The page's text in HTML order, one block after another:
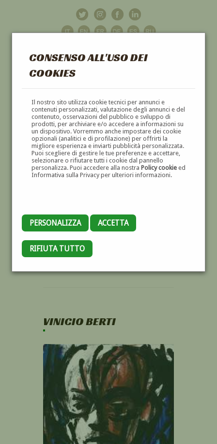
CONSENSO ALL'USO DEI
COOKIES
Il nostro sito utilizza cookie tecnici per annunci e
contenuti personalizzati, valutazione degli annunci e del
contenuto, osservazioni del pubblico e sviluppo di
prodotti, per archiviare e/o accedere a informazioni su
un dispositivo. Vorremmo anche impostare dei cookie
opzionali (analitici e di profilazione) per offrirti la
migliore esperienza e inviarti pubblicità personalizzata.
Puoi scegliere di gestire le tue preferenze e accettare,
selezionare o rifiutare tutti i cookie dal pannello
personalizza. Puoi accedere alla nostra Policy cookieed
Informativa sulla Privacy per ulteriori informazioni.
PERSONALIZZA ACCETTA
RIFIUTA TUTTO
GALLERIAD'ARTE
DIPINTI E SCULTURE '800 E '900
VINICIO BERTI